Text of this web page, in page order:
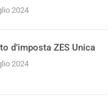
2024
d’imposta ZES Unica
2024